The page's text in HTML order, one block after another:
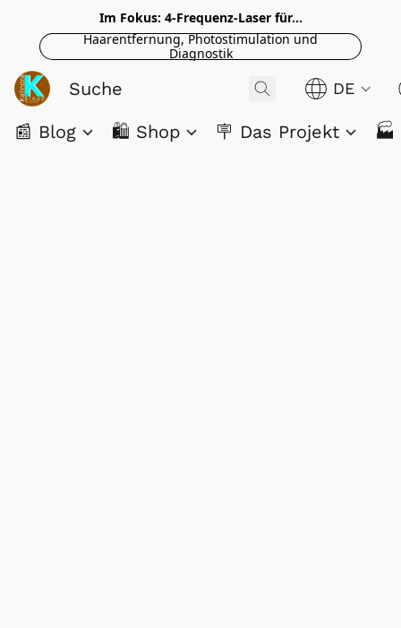
Im Fokus: 4-Frequenz-Laser für...
Haarentfernung, Photostimulation und
Diagnostik
DE
📰 Blog 🛍️ Shop 🪧 Das Projekt